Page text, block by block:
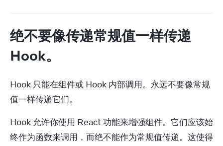
绝不要像传递常规值一样传递
Hook。
Hook 只能在组件或 Hook 内部调用。永远不要像常规
值一样传递它们。
Hook 允许你使用 React 功能来增强组件。它们应该始
终作为函数来调用，而绝不能作为常规值传递。这使得